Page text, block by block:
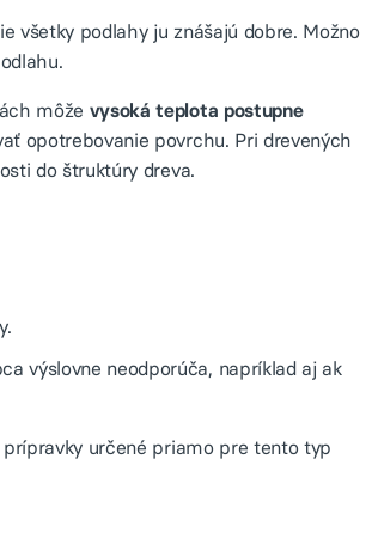
všetky podlahy ju znášajú dobre. Možno
môže vysoká teplota postupne
opotrebovanie povrchu. Pri drevených
do štruktúry dreva.
výslovne neodporúča, napríklad aj ak
určené priamo pre tento typ